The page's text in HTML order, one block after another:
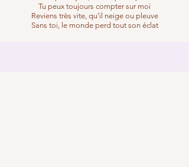
Tu peux toujours compter sur moi
Reviens très vite, qu’il neige ou pleuve
Sans toi, le monde perd tout son éclat